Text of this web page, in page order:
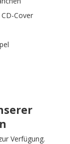
Cover
Verfügung.